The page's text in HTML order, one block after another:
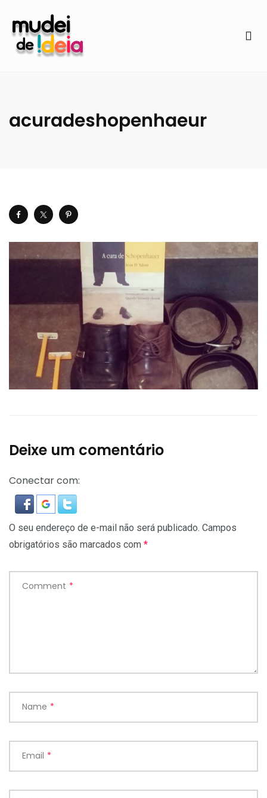
acuradeshopenhaeur
Deixe um comentário
Conectar com:
O seu endereço de e-mail não será publicado. Campos
obrigatórios são marcados com *
Comment *
Name *
Email *